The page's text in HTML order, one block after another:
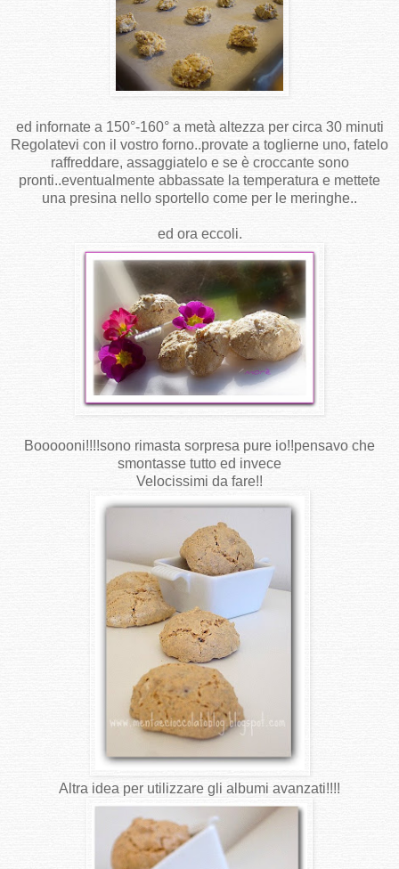
ed infornate a 150°-160° a metà altezza per circa 30 minuti
Regolatevi con il vostro forno..provate a toglierne uno, fatelo
raffreddare, assaggiatelo e se è croccante sono
pronti..eventualmente abbassate la temperatura e mettete
una presina nello sportello come per le meringhe..
ed ora eccoli.
Boooooni!!!!sono rimasta sorpresa pure io!!pensavo che
smontasse tutto ed invece
Velocissimi da fare!!
Altra idea per utilizzare gli albumi avanzati!!!!